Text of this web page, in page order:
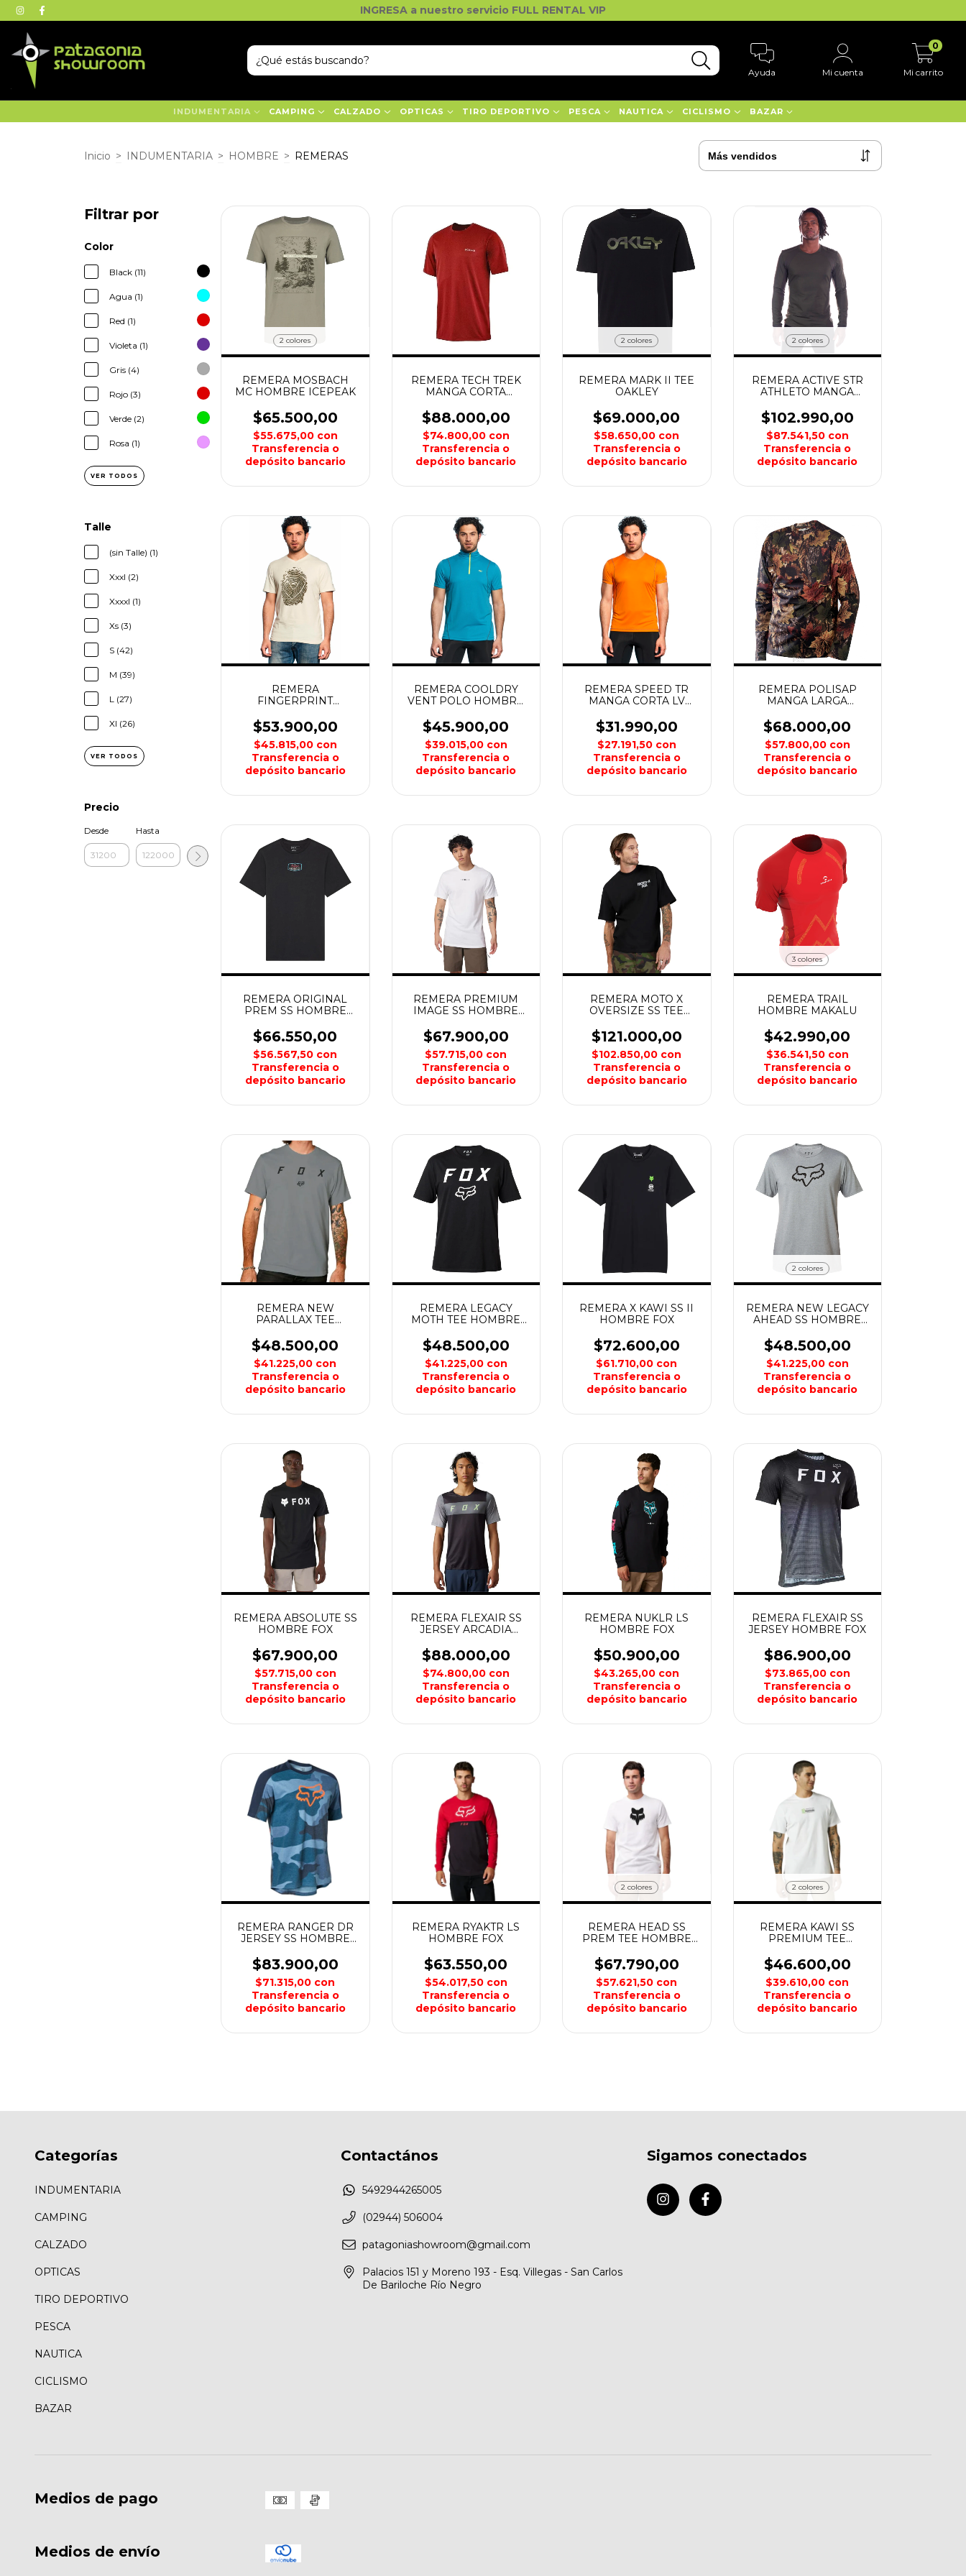
INGRESA a nuestro servicio FULL RENTAL VIP
Ayuda Mi cuenta Mi carrito
0
INDUMENTARIA CAMPING CALZADO OPTICAS TIRO DEPORTIVO PESCA NAUTICA CICLISMO BAZAR
Inicio > INDUMENTARIA > HOMBRE > REMERAS
Filtrar por
Color
Black (11)
Agua (1)
Red (1)
Violeta (1)
Gris (4)
Rojo (3)
Verde (2)
Rosa (1)
VER TODOS
Talle
(sin Talle) (1)
Xxxl (2)
Xxxxl (1)
Xs (3)
S (42)
M (39)
L (27)
Xl (26)
VER TODOS
Precio
Desde Hasta
2 colores
REMERA MOSBACH
MC HOMBRE ICEPEAK
$65.500,00
$55.675,00 con
Transferencia o
depósito bancario
REMERA TECH TREK
MANGA CORTA
$88.000,00
$74.800,00 con
Transferencia o
depósito bancario
2 colores
REMERA MARK II TEE
OAKLEY
$69.000,00
$58.650,00 con
Transferencia o
depósito bancario
2 colores
REMERA ACTIVE STR
ATHLETO MANGA
NORTHLAND
$102.990,00
$87.541,50 con
Transferencia o
depósito bancario
REMERA
FINGERPRINT
$53.900,00
$45.815,00 con
Transferencia o
depósito bancario
REMERA COOLDRY
VENT POLO HOMBRE
$45.900,00
$39.015,00 con
Transferencia o
depósito bancario
REMERA SPEED TR
MANGA CORTA LV
$31.990,00
$27.191,50 con
Transferencia o
depósito bancario
REMERA POLISAP
MANGA LARGA
FOREST
$68.000,00
$57.800,00 con
Transferencia o
depósito bancario
REMERA ORIGINAL
PREM SS HOMBRE
$66.550,00
$56.567,50 con
Transferencia o
depósito bancario
REMERA PREMIUM
IMAGE SS HOMBRE
$67.900,00
$57.715,00 con
Transferencia o
depósito bancario
REMERA MOTO X
OVERSIZE SS TEE
$121.000,00
$102.850,00 con
Transferencia o
depósito bancario
3 colores
REMERA TRAIL
HOMBRE MAKALU
$42.990,00
$36.541,50 con
Transferencia o
depósito bancario
REMERA NEW
PARALLAX TEE
$48.500,00
$41.225,00 con
Transferencia o
depósito bancario
REMERA LEGACY
MOTH TEE HOMBRE
$48.500,00
$41.225,00 con
Transferencia o
depósito bancario
REMERA X KAWI SS II
HOMBRE FOX
$72.600,00
$61.710,00 con
Transferencia o
depósito bancario
2 colores
REMERA NEW LEGACY
AHEAD SS HOMBRE
$48.500,00
$41.225,00 con
Transferencia o
depósito bancario
REMERA ABSOLUTE SS
HOMBRE FOX
$67.900,00
$57.715,00 con
Transferencia o
depósito bancario
REMERA FLEXAIR SS
JERSEY ARCADIA
$88.000,00
$74.800,00 con
Transferencia o
depósito bancario
REMERA NUKLR LS
HOMBRE FOX
$50.900,00
$43.265,00 con
Transferencia o
depósito bancario
REMERA FLEXAIR SS
JERSEY HOMBRE FOX
$86.900,00
$73.865,00 con
Transferencia o
depósito bancario
REMERA RANGER DR
JERSEY SS HOMBRE
$83.900,00
$71.315,00 con
Transferencia o
depósito bancario
REMERA RYAKTR LS
HOMBRE FOX
$63.550,00
$54.017,50 con
Transferencia o
depósito bancario
2 colores
REMERA HEAD SS
PREM TEE HOMBRE
$67.790,00
$57.621,50 con
Transferencia o
depósito bancario
2 colores
REMERA KAWI SS
PREMIUM TEE
$46.600,00
$39.610,00 con
Transferencia o
depósito bancario
Categorías
INDUMENTARIA
CAMPING
CALZADO
OPTICAS
TIRO DEPORTIVO
PESCA
NAUTICA
CICLISMO
BAZAR
Contactános
5492944265005
(02944) 506004
patagoniashowroom@gmail.com
Palacios 151 y Moreno 193 - Esq. Villegas - San Carlos
De Bariloche Río Negro
Sigamos conectados
Medios de pago
Medios de envío